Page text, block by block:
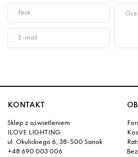
KONTAKT
Sklep z oświetleniem
ILOVE LIGHTING
ul. Okulickiego 6, 38-500 Sanok
+48 690 003 006